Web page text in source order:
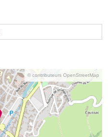
© contributeurs OpenStreetMap